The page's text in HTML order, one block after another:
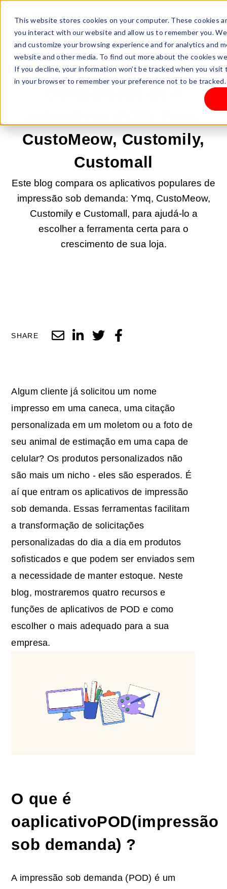
This website stores cookies on your computer. These cookies
you interact with our website and allow us to remember you.
and customize your browsing experience and for analytics and
website and other media. To find out more about the cookies
If you decline, your information won’t be tracked when you
in your browser to remember your preference not to be tracked.
7/AGO/2025 7:00:00 |VENDA DE PRODUTOS
CustoMeow, Customily,
Customall
Este blog compara os aplicativos populares de
impressão sob demanda: Ymq, CustoMeow,
Customily e Customall, para ajudá-lo a
escolher a ferramenta certa para o
crescimento de sua loja.
SHARE
Algum cliente já solicitou um nome
impresso em uma caneca, uma citação
personalizada em um moletom ou a foto de
seu animal de estimação em uma capa de
celular? Os produtos personalizados não
são mais um nicho - eles são esperados. É
aí que entram os aplicativos de impressão
sob demanda. Essas ferramentas facilitam
a transformação de solicitações
personalizadas do dia a dia em produtos
sofisticados e que podem ser enviados sem
a necessidade de manter estoque. Neste
blog, mostraremos quatro recursos e
funções de aplicativos de POD e como
escolher o mais adequado para a sua
empresa.
O que é
oaplicativoPOD(impressão
sob demanda) ?
A impressão sob demanda (POD) é um